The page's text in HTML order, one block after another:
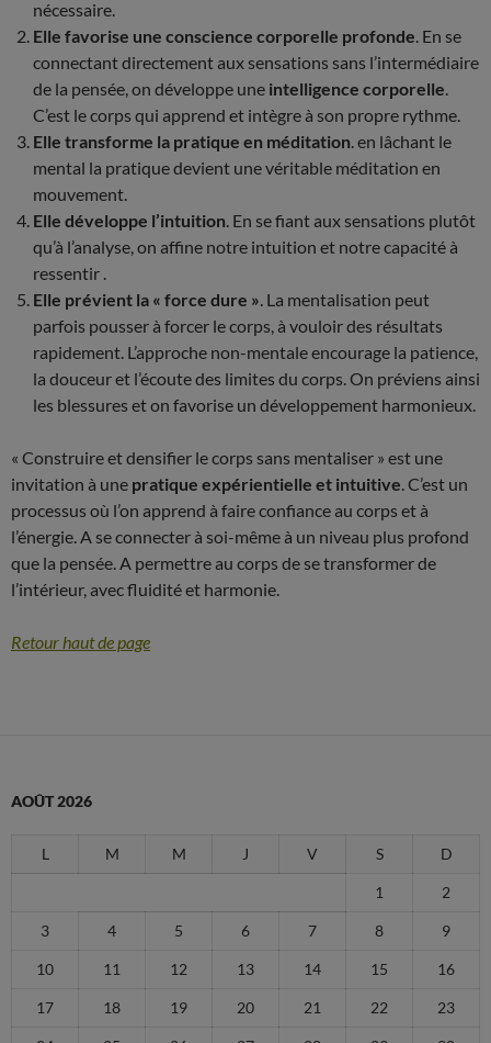
nécessaire.
Elle favorise une conscience corporelle profonde. En se
connectant directement aux sensations sans l’intermédiaire
de la pensée, on développe une intelligence corporelle.
C’est le corps qui apprend et intègre à son propre rythme.
Elle transforme la pratique en méditation. en lâchant le
mental la pratique devient une véritable méditation en
mouvement.
Elle développe l’intuition. En se fiant aux sensations plutôt
qu’à l’analyse, on affine notre intuition et notre capacité à
ressentir .
Elle prévient la « force dure ». La mentalisation peut
parfois pousser à forcer le corps, à vouloir des résultats
rapidement. L’approche non-mentale encourage la patience,
la douceur et l’écoute des limites du corps. On préviens ainsi
les blessures et on favorise un développement harmonieux.
« Construire et densifier le corps sans mentaliser » est une
invitation à une pratique expérientielle et intuitive. C’est un
processus où l’on apprend à faire confiance au corps et à
l’énergie. A se connecter à soi-même à un niveau plus profond
que la pensée. A permettre au corps de se transformer de
l’intérieur, avec fluidité et harmonie.
Retour haut de page
AOÛT 2026
L M M J V S D
1 2
3 4 5 6 7 8 9
10 11 12 13 14 15 16
17 18 19 20 21 22 23